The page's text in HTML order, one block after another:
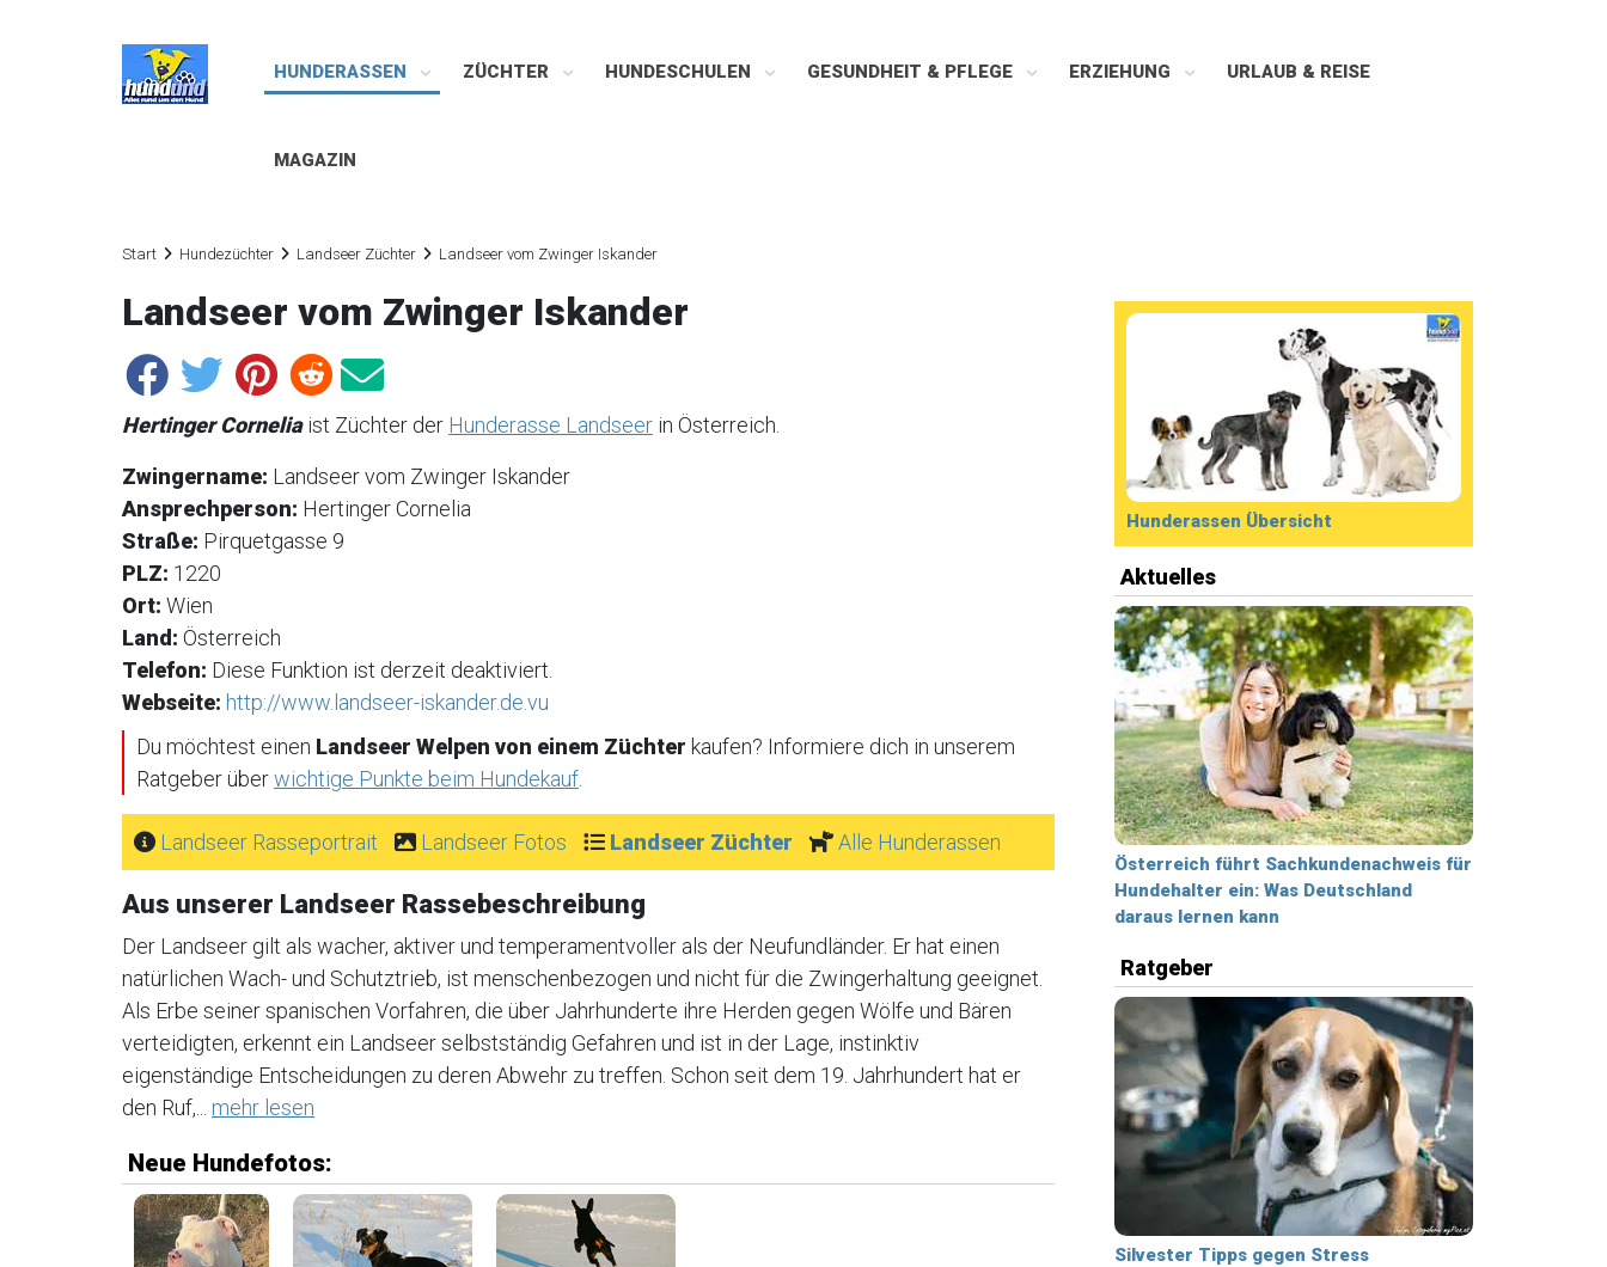
HUNDERASSEN ZÜCHTER HUNDESCHULEN GESUNDHEIT & PFLEGE ERZIEHUNG URLAUB & REISE
MAGAZIN
Start Hundezüchter Landseer Züchter Landseer vom Zwinger Iskander
Landseer vom Zwinger Iskander
Hertinger Corneliaist Züchter der Hunderasse Landseer in Österreich.
Zwingername: Landseer vom Zwinger Iskander
Ansprechperson: Hertinger Cornelia
Straße: Pirquetgasse 9
PLZ: 1220
Ort: Wien
Land: Österreich
Telefon: Diese Funktion ist derzeit deaktiviert.
Webseite: http://www.landseer-iskander.de.vu
Du möchtest einen Landseer Welpen von einem Züchter kaufen? Informiere dich in unserem
Ratgeber überwichtige Punkte beim Hundekauf
Landseer Rasseportrait Landseer Fotos Landseer Züchter Alle Hunderassen
Aus unserer Landseer Rassebeschreibung
Der Landseer gilt als wacher, aktiver und temperamentvoller als der Neufundländer. Er hat einen
natürlichen Wach- und Schutztrieb, ist menschenbezogen und nicht für die Zwingerhaltung geeignet.
Als Erbe seiner spanischen Vorfahren, die über Jahrhunderte ihre Herden gegen Wölfe und Bären
verteidigten, erkennt ein Landseer selbstständig Gefahren und ist in der Lage, instinktiv
eigenständige Entscheidungen zu deren Abwehr zu treffen. Schon seit dem 19. Jahrhundert hat er
den Ruf,... mehr lesen
Neue Hundefotos:
Hunderassen Übersicht
Aktuelles
Österreich führt Sachkundenachweis für
Hundehalter ein: Was Deutschland
daraus lernen kann
Ratgeber
Silvester Tipps gegen Stress